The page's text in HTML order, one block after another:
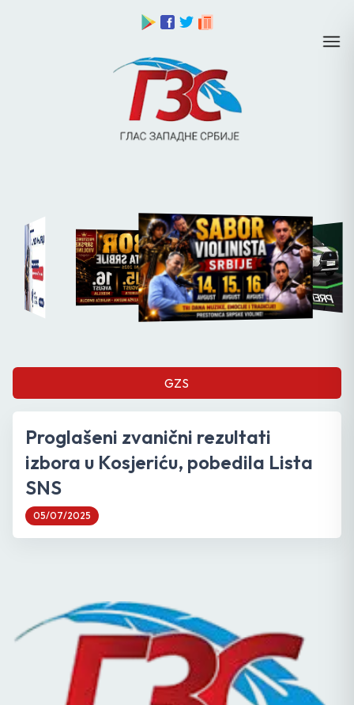
GZS
Proglašeni zvanični rezultati
izbora u Kosjeriću, pobedila Lista
SNS
05/07/2025